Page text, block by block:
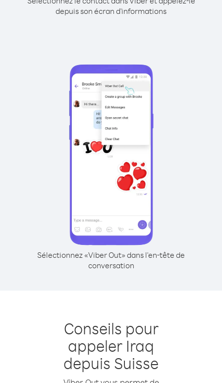
depuis son écran d'informations
Sélectionnez «Viber Out» dans l'en-tête de
conversation
Conseils pour
appeler Iraq
depuis Suisse